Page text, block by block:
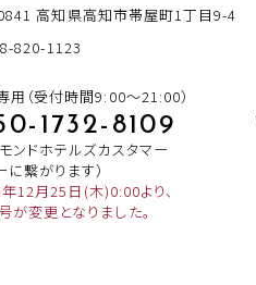
高知県高知市帯屋町1丁目9-4
820-1123
用（受付時間9:00～21:00）
1732-8109
モンドホテルズカスタマー
に繋がります）
12月25日(木)0:00より、
が変更となりました。